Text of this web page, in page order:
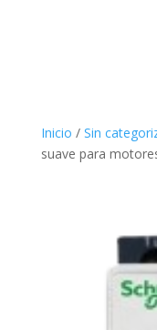
Inicio / Sin
suave para